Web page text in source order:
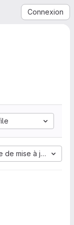
Connexion
de mise à jour